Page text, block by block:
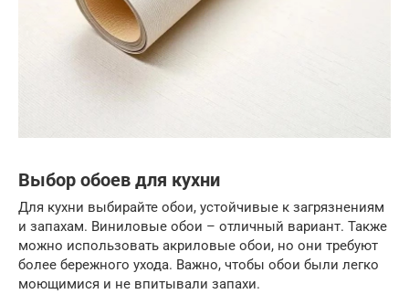
Выбор обоев для кухни
Для кухни выбирайте обои, устойчивые к загрязнениям
и запахам. Виниловые обои – отличный вариант. Также
можно использовать акриловые обои, но они требуют
более бережного ухода. Важно, чтобы обои были легко
моющимися и не впитывали запахи.